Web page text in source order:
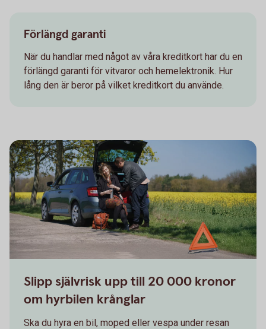
Förlängd garanti
När du handlar med något av våra kreditkort har du en
förlängd garanti för vitvaror och hemelektronik. Hur
lång den är beror på vilket kreditkort du använde.
Slipp självrisk upp till 20 000 kronor
om hyrbilen krånglar
Ska du hyra en bil, moped eller vespa under resan